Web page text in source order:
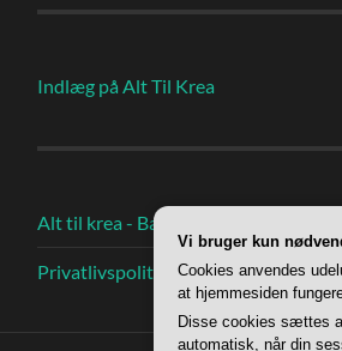
Indlæg på Alt Til Krea
Alt til krea - Bag om
Privatlivspolitik
Vi bruger kun
Cookies anvendes
at hjemmesiden
Disse cookies sættes
automatisk, når din